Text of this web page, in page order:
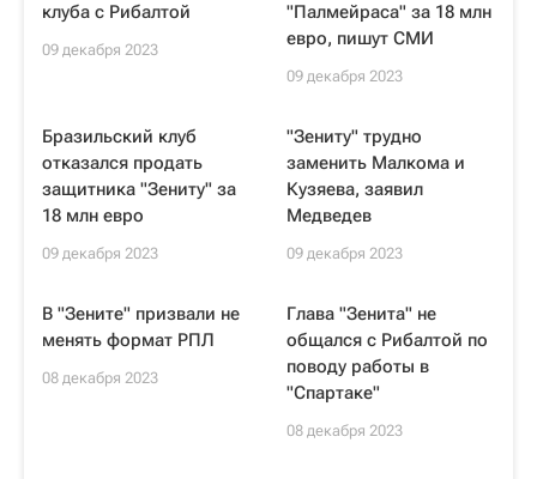
клуба с Рибалтой
09 декабря 2023
"Палмейраса" за 18 млн
евро, пишут СМИ
09 декабря 2023
Бразильский клуб
отказался продать
защитника "Зениту" за
18 млн евро
09 декабря 2023
"Зениту" трудно
заменить Малкома и
Кузяева, заявил
Медведев
09 декабря 2023
В "Зените" призвали не
менять формат РПЛ
08 декабря 2023
Глава "Зенита" не
общался с Рибалтой по
поводу работы в
"Спартаке"
08 декабря 2023